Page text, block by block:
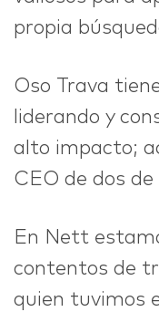
propia
Oso Trava
liderando y
alto impacto;
CEO de dos de
En Nett
contentos de
quien tuvimos